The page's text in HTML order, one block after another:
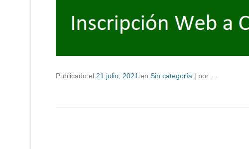
Publicado el 21 julio, 2021 en Sin categoría | por ....